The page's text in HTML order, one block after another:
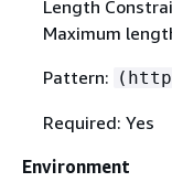
Length
Maximum
Pattern:
Required: Yes
Environment